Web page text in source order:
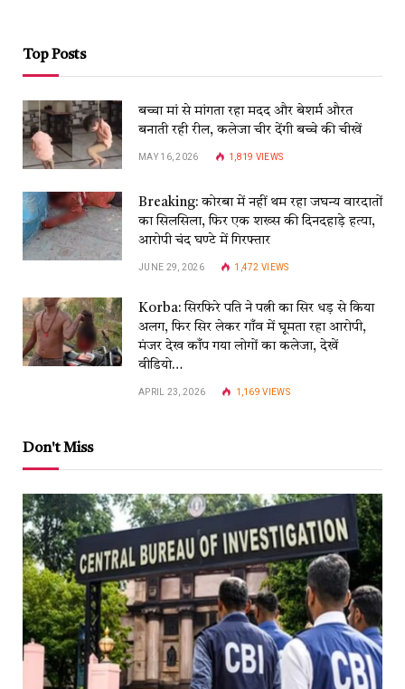
Top Posts
बच्चा मां से मांगता रहा मदद और बेशर्म औरत
बनाती रही रील, कलेजा चीर देंगी बच्चे की चीखें
MAY 16, 2026 1,819 VIEWS
Breaking: कोरबा में नहीं थम रहा जघन्य वारदातों
का सिलसिला, फिर एक शख्स की दिनदहाड़े हत्या,
आरोपी चंद घण्टे में गिरफ्तार
JUNE 29, 2026 1,472VIEWS
Korba: सिरफिरे पति ने पत्नी का सिर धड़ से किया
अलग, फिर सिर लेकर गाँव में घूमता रहा आरोपी,
मंजर देख काँप गया लोगों का कलेजा, देखें
वीडियो…
APRIL 23, 2026 1,169VIEWS
Don't Miss